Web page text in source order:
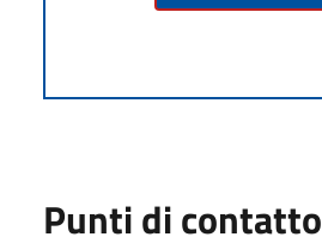
Punti di contatto